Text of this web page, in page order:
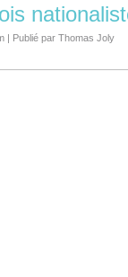
| Publié par Thomas Joly